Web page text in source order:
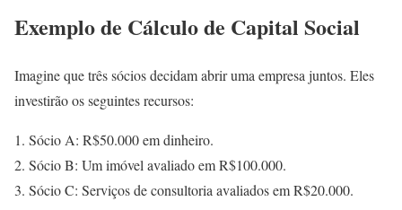
Exemplo de Cálculo de Capital Social
Imagine que três sócios decidam abrir uma empresa juntos. Eles
investirão os seguintes recursos:
Sócio A: R$50.000 em dinheiro.
Sócio B: Um imóvel avaliado em R$100.000.
Sócio C: Serviços de consultoria avaliados em R$20.000.